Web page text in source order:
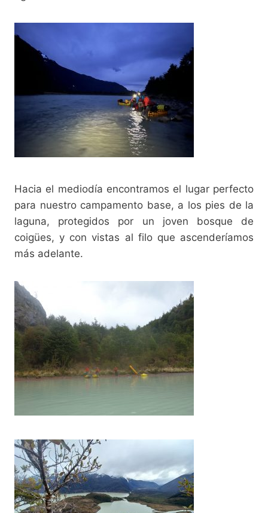
Hacia el mediodía encontramos el lugar perfecto
para nuestro campamento base, a los pies de la
laguna, protegidos por un joven bosque de
coigües, y con vistas al filo que ascenderíamos
más adelante.